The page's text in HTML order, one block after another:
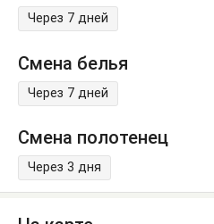
Через 7 дней
Смена белья
Через 7 дней
Смена полотенец
Через 3 дня